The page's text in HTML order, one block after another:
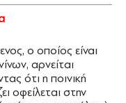
ο οποίος είναι
αρνείται
ότι η ποινική
οφείλεται στην